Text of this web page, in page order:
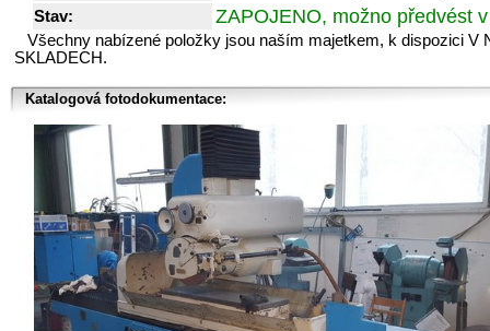
Stav: ZAPOJENO, možno předvést
Všechny nabízené položky jsou naším majetkem, k dispozici V
SKLADECH.
Katalogová fotodokumentace: